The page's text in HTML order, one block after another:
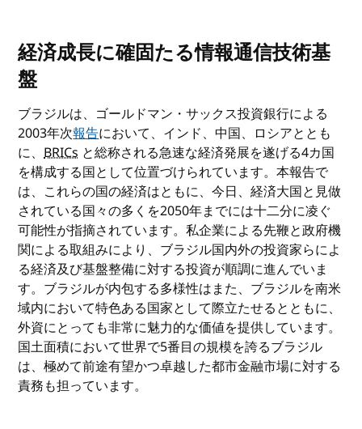
経済成長に確固たる情報通信技術基
盤
ブラジルは、ゴールドマン・サックス投資銀行による
2003年次報告において、インド、中国、ロシアととも
に、BRICs と総称される急速な経済発展を遂げる4カ国
を構成する国として位置づけられています。本報告で
は、これらの国の経済はともに、今日、経済大国と見做
されている国々の多くを2050年までには十二分に凌ぐ
可能性が指摘されています。私企業による先鞭と政府機
関による取組みにより、ブラジル国内外の投資家らによ
る経済及び基盤整備に対する投資が順調に進んでいま
す。ブラジルが内包する多様性はまた、ブラジルを南米
域内において特色ある国家として際立たせるとともに、
外資にとっても非常に魅力的な価値を提供しています。
国土面積において世界で5番目の規模を誇るブラジル
は、極めて前途有望かつ卓越した都市金融市場に対する
責務も担っています。